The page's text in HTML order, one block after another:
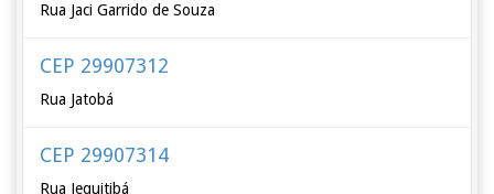
Rua Jaci Garrido de Souza
CEP 29907312
Rua Jatobá
CEP 29907314
Rua Jequitibá